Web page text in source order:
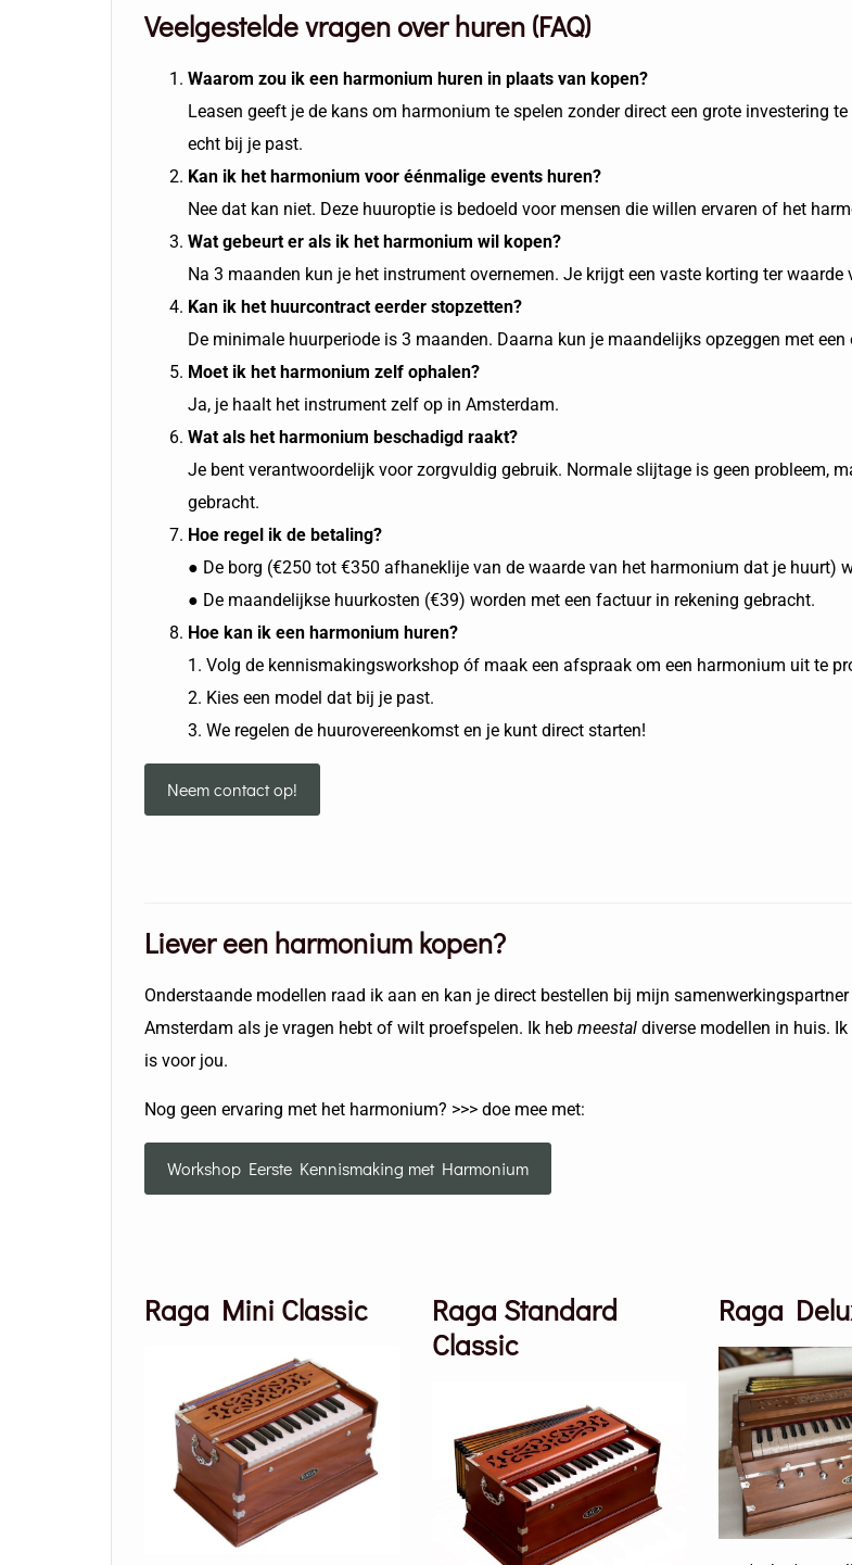
Veelgestelde vragen over huren (FAQ)
Waarom zou ik een harmonium huren in plaats van kopen?
Leasen geeft je de kans om harmonium te spelen zonder direct een grote investering
echt bij je past.
Kan ik het harmonium voor éénmalige events huren?
Nee dat kan niet. Deze huuroptie is bedoeld voor mensen die willen ervaren of het
Wat gebeurt er als ik het harmonium wil kopen?
Na 3 maanden kun je het instrument overnemen. Je krijgt een vaste korting ter
Kan ik het huurcontract eerder stopzetten?
De minimale huurperiode is 3 maanden. Daarna kun je maandelijks opzeggen met
Moet ik het harmonium zelf ophalen?
Ja, je haalt het instrument zelf op in Amsterdam.
Wat als het harmonium beschadigd raakt?
Je bent verantwoordelijk voor zorgvuldig gebruik. Normale slijtage is geen probleem,
gebracht.
Hoe regel ik de betaling?
● De borg (€250 tot €350 afhaneklije van de waarde van het harmonium dat je huurt)
● De maandelijkse huurkosten (€39) worden met een factuur in rekening gebracht.
Hoe kan ik een harmonium huren?
1. Volg de kennismakingsworkshop óf maak een afspraak om een harmonium uit te
2. Kies een model dat bij je past.
3. We regelen de huurovereenkomst en je kunt direct starten!
Neem contact op!
Liever een harmonium kopen?
Onderstaande modellen raad ik aan en kan je direct bestellen bij mijn
Amsterdam als je vragen hebt of wilt proefspelen. Ik heb meestal diverse modellen in huis.
is voor jou.
Nog geen ervaring met het harmonium? >>> doe mee met:
Workshop Eerste Kennismaking met Harmonium
Raga Mini Classic
Raga Standard
Classic
Raga